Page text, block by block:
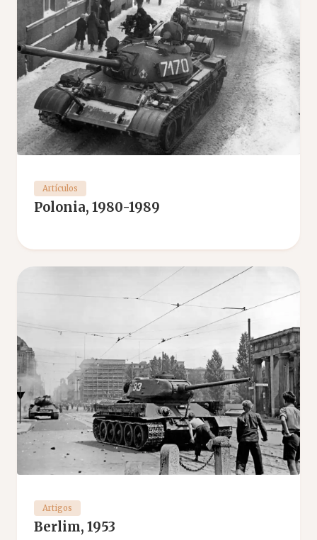
Artículos
Polonia, 1980-1989
Artigos
Berlim, 1953